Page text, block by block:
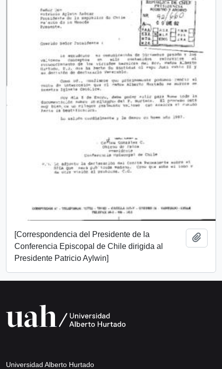
[Correspondencia del Presidente de la
Conferencia Episcopal de Chile dirigida al
Presidente Patricio Aylwin]
Universidad Alberto Hurtado